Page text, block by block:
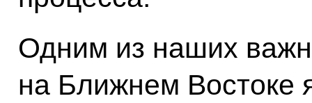
Одним из наших
на Ближнем Востоке